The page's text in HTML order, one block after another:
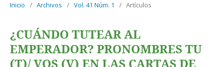
Inicio / Archivos / Vol. 41 Núm. 1 / Artículos
¿CUÁNDO TUTEAR AL
EMPERADOR? PRONOMBRES TU
(T)/ VOS (V) EN LAS CARTAS DE